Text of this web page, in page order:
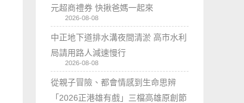
元超商禮券 快揪爸媽一起來
2026-08-08
中正地下道排水溝夜間清淤 高市水利
局請用路人減速慢行
2026-08-08
從親子冒險、都會情感到生命思辨
「2026正港雄有戲」三檔高雄原創節